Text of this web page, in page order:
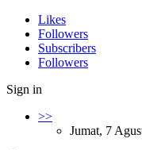
Likes
Followers
Subscribers
Followers
Sign in
>>
Jumat, 7